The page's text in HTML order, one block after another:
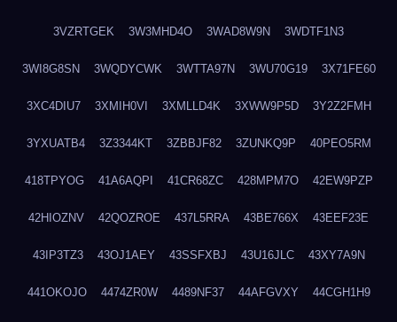
3VZRTGEK 3W3MHD4O 3WAD8W9N 3WDTF1N3
3WI8G8SN 3WQDYCWK 3WTTA97N 3WU70G19 3X71FE60
3XC4DIU7 3XMIH0VI 3XMLLD4K 3XWW9P5D 3Y2Z2FMH
3YXUATB4 3Z3344KT 3ZBBJF82 3ZUNKQ9P 40PEO5RM
418TPYOG 41A6AQPI 41CR68ZC 428MPM7O 42EW9PZP
42HIOZNV 42QOZROE 437L5RRA 43BE766X 43EEF23E
43IP3TZ3 43OJ1AEY 43SSFXBJ 43U16JLC 43XY7A9N
441OKOJO 4474ZR0W 4489NF37 44AFGVXY 44CGH1H9